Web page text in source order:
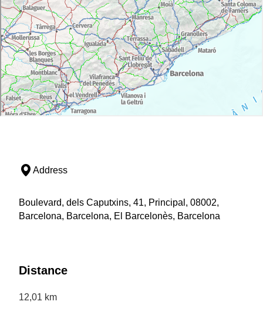
Address
Boulevard, dels Caputxins, 41, Principal, 08002,
Barcelona, Barcelona, El Barcelonès, Barcelona
Distance
12,01 km